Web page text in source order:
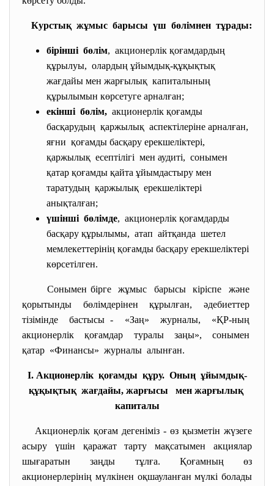
Курстық жұмыс барысы үш бөлімнен тұрады:
бірінші бөлім, акционерлік қоғамдардың
құрылуы, олардың ұйымдық-құқықтық
жағдайы мен жарғылық капиталының
құрылымын көрсетуге арналған;
екінші бөлім, акционерлік қоғамды
басқарудың қаржылық аспектілеріне арналған,
яғни қоғамды басқару ерекшеліктері,
қаржылық есептілігі мен аудиті, сонымен
қатар қоғамды қайта ұйымдастыру мен
таратудың қаржылық ерекшеліктері
анықталған;
үшінші бөлімде, акционерлік қоғамдарды
басқару құрылымы, атап айтқанда шетел
мемлекеттерінің қоғамды басқару ерекшеліктері
көрсетілген.
Сонымен бірге жұмыс барысы кіріспе және
қорытынды бөлімдерінен құрылған, әдебиеттер
тізімінде бастысы - «Заң» журналы, «ҚР-ның
акционерлік қоғамдар туралы заңы», сонымен
қатар «Финансы» журналы алынған.
І. Акционерлік қоғамды құру. Оның ұйымдық-
құқықтық жағдайы, жарғысы мен жарғылық
капиталы
Акционерлік қоғам дегеніміз - өз қызметін жүзеге
асыру үшін қаражат тарту мақсатымен акциялар
шығаратын заңды тұлға. Қоғамның өз
акционерлерінің мүлкінен оқшауланған мүлкі болады